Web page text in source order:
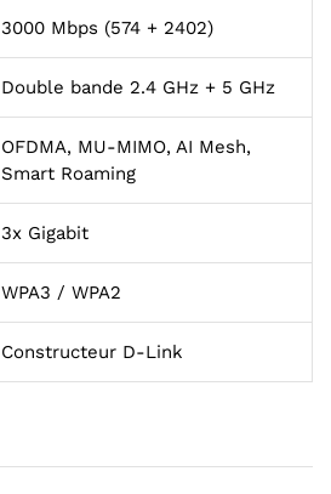
3000 Mbps (574 + 2402)
Double bande 2.4 GHz + 5 GHz
OFDMA, MU-MIMO, AI Mesh,
Smart Roaming
3x Gigabit
WPA3 / WPA2
Constructeur D-Link